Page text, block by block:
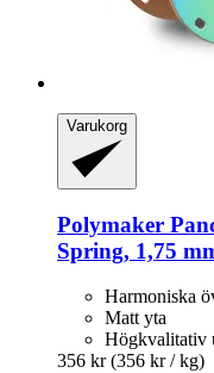
Varukorg
Polymaker
Spring, 1,75
Harmoniska
Matt yta
Högkvalitativ
356 kr (356 kr / kg)